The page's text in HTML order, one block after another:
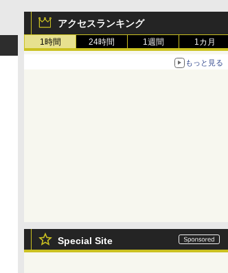
アクセスランキング
1時間 24時間 1週間 1カ月
もっと見る
Special Site